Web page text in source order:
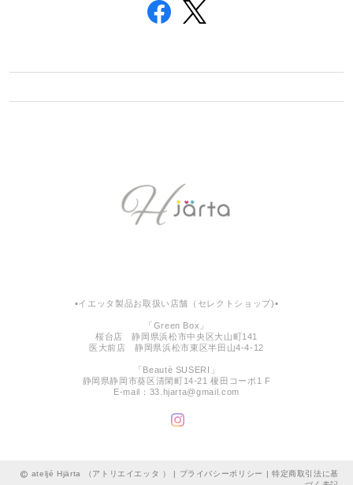
▪︎イエッタ製品お取扱い店舗（セレクトショップ)▪︎
「Green Box」
桜台店 静岡県浜松市中央区大山町141
医大前店 静岡県浜松市東区半田山4-4-12
「Beautè SUSERI」
静岡県静岡市葵区清閑町14-21 榎田コーポ1 F
E-mail： 33.hjarta@gmail.com
ateljé Hjärta （アトリエイエッタ ） | プライバシーポリシー | 特定商取引法に基